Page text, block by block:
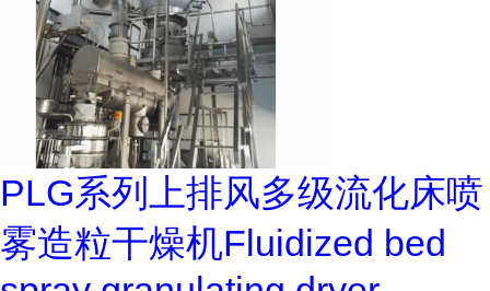
PLG系列上排风多级流化床喷
雾造粒干燥机Fluidized bed